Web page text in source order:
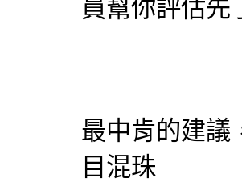
員幫你評估先
最中肯的建議
目混珠